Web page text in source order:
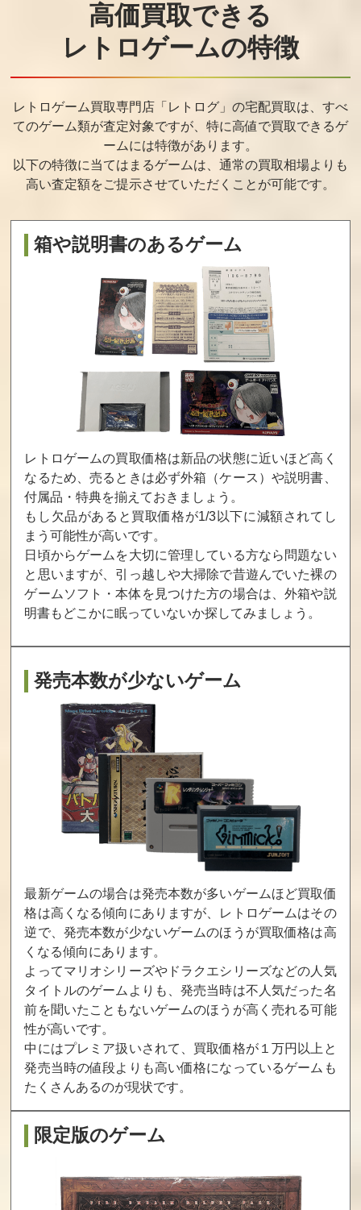
シルヴァリオ・
トリニティ Beyo
nd the Horizon
2,700
金色のコルダ3 A
notherSky feat.
神南/至誠館/天音
2,600
マブラヴ オルタ
ネイティヴ
2,500
Steins; Gate（シ
ュタインズ・ゲ
買取価格
迷宮クロスブラ
ッド インフィニ
買取価格
ToLOVEるダー
クネス バトルエ
スロッターマニ5
買取価格
2,200
とらぶるダーク
ネストゥループ
リンセス 限定版
買取価格
2,145
イヴリバーステ
ラー
買取価格
2,070
バレットガール
ズ ファンタジア
買取価格
2,026
新装版・魔法使
いとご主人様 通
常版
買取価格
2,000
英雄伝説 空の軌
跡 the 3rd Evolut
ion 限定版
買取価格
2,000
オメガラビリン
スZ 限定版
1,863
アンジェリーク
ルトゥール 20th
アニバーサリーB
OX
1,800
金色のコルダ3
フルボイス Spec
ial 通常版
セヴンデイズ あ
なたとすごす七
買取価格
1,800
To LOVEる-とら
ぶる- ダークネス
トゥループリン
セス 通常版
買取価格
1,757 1,500
ブ・ハーツ R Lin
k Edition
買取価格
1,500
UAL カオスヘッ
ドデュアル 限定
版
買取価格
1,440
中で6 幻燈ロン
ド ハネムーンB
OX
買取価格
1,400
Starry☆Sky Aut
umn Stories
買取価格
1,300
萬女神スペシャ
ル
買取価格
1,300 1,300
ーズ 全巻パック
本編 ＆ 卒業戦線
豪華版
育てかたblessing
flowers 初回限定
版
高価買取できる
レトロゲームの特徴
レトロゲーム買取専門店「レトログ」の宅配買取は、すべ
てのゲーム類が査定対象ですが、 特に高値で買取できるゲ
ームには特徴があります。
以下の特徴に当てはまるゲームは、通常の買取相場よりも
高い査定額をご提示させていただくことが可能です。
箱や説明書のあるゲーム
レトロゲームの買取価格は新品の状態に近いほど高く
なるため、売るときは必ず外箱（ケース）や説明書、
付属品・特典を揃えておきましょう。
もし欠品があると買取価格が1/3以下に減額されてし
まう可能性が高いです。
日頃からゲームを大切に管理している方なら問題ない
と思いますが、引っ越しや大掃除で昔遊んでいた裸の
ゲームソフト・本体を見つけた方の場合は、外箱や説
明書もどこかに眠っていないか探してみましょう。
発売本数が少ないゲーム
最新ゲームの場合は発売本数が多いゲームほど買取価
格は高くなる傾向にありますが、レトロゲームはその
逆で、発売本数が少ないゲームのほうが買取価格は高
くなる傾向にあります。
よってマリオシリーズやドラクエシリーズなどの人気
タイトルのゲームよりも、発売当時は不人気だった名
前を聞いたこともないゲームのほうが高く売れる可能
性が高いです。
中にはプレミア扱いされて、買取価格が１万円以上と
発売当時の値段よりも高い価格になっているゲームも
たくさんあるのが現状です。
限定版のゲーム